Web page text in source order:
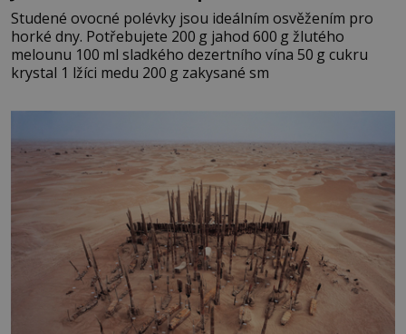
Studené ovocné polévky jsou ideálním osvěžením pro
horké dny. Potřebujete 200 g jahod 600 g žlutého
melounu 100 ml sladkého dezertního vína 50 g cukru
krystal 1 lžíci medu 200 g zakysané sm